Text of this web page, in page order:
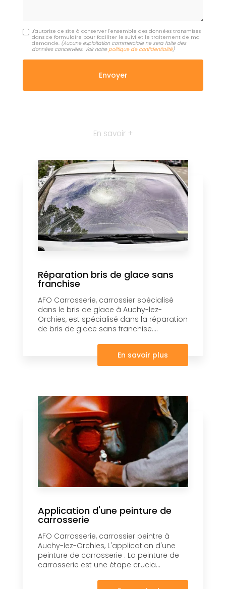
J'autorise ce site à conserver l'ensemble des données transmises
dans ce formulaire pour faciliter le suivi et le traitement de ma
demande. (Aucune exploitation commerciale ne sera faite des
données concervées. Voir notrepolitique de confidentialité)
En savoir +
Réparation bris de glace sans
franchise
AFO Carrosserie, carrossier spécialisé
dans le bris de glace à Auchy-lez-
Orchies, est spécialisé dans la réparation
de bris de glace sans franchise....
En savoir plus
Application d'une peinture de
carrosserie
AFO Carrosserie, carrossier peintre à
Auchy-lez-Orchies, L'application d'une
peinture de carrosserie : La peinture de
carrosserie est une étape crucia...